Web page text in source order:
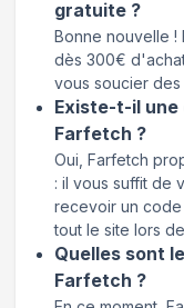
gratuite ?
Bonne nouvelle !
dès 300€
vous soucier
Existe-t-il une
Farfetch ?
Oui, Farfetch
: il vous suffit de
recevoir un code
tout le site lors
Quelles sont
Farfetch ?